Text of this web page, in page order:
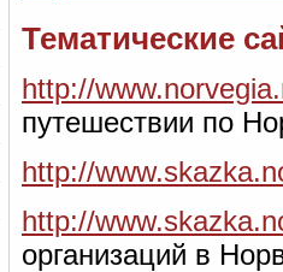
Тематические
http://
путешествии по
http://
http://
организаций в